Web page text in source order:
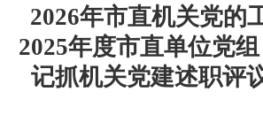
2026年市直机关党的
2025年度市直单位党
记抓机关党建述职评